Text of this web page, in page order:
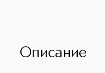
Описание